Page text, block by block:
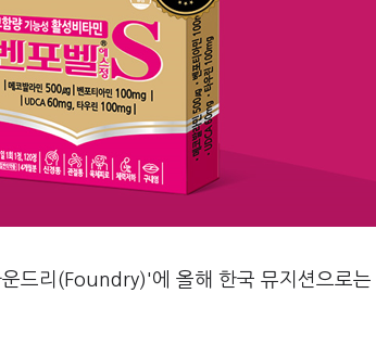
드리(Foundry)'에 올해 한국 뮤지션으로는